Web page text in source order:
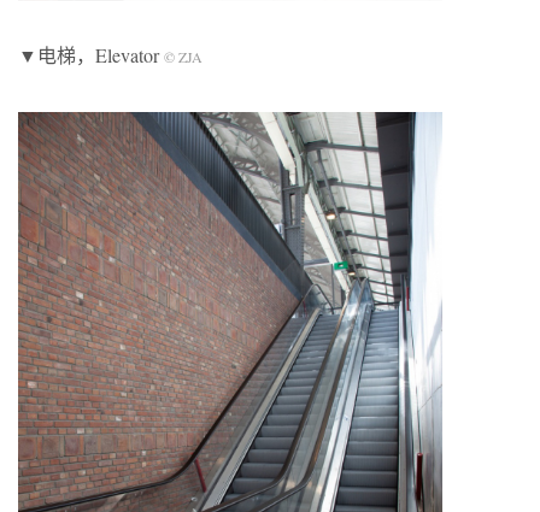
▼电梯，Elevator© ZJA